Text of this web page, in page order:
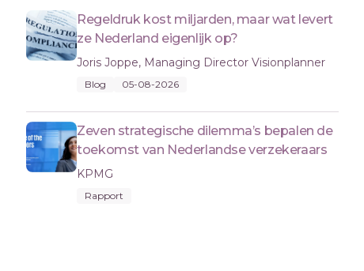
Regeldruk kost miljarden, maar wat levert
ze Nederland eigenlijk op?
Joris Joppe, Managing Director Visionplanner
Blog 05-08-2026
Zeven strategische dilemma’s bepalen de
toekomst van Nederlandse verzekeraars
KPMG
Rapport